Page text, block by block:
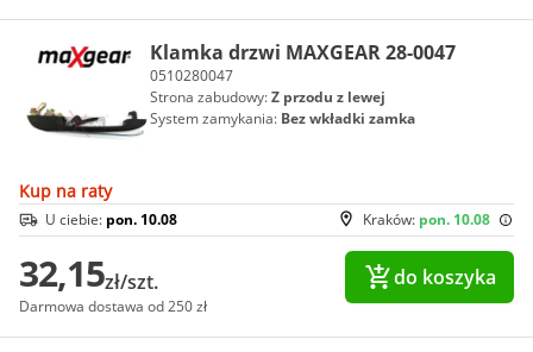
Klamka drzwi MAXGEAR 28-0047
0510280047
Strona zabudowy:Z przodu z lewej
System zamykania: Bez wkładki zamka
Kup na raty
Kraków: pon. 10.08
U ciebie: pon. 10.08
32,15zł/szt.
Darmowa dostawa od 250 zł
do koszyka